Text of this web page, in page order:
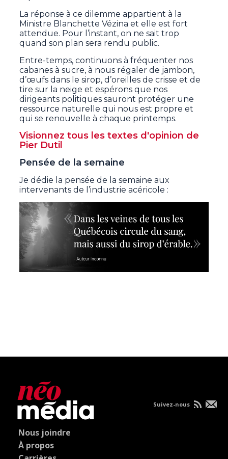
La réponse à ce dilemme appartient à la
Ministre Blanchette Vézina et elle est fort
attendue. Pour l’instant, on ne sait trop
quand son plan sera rendu public.
Entre-temps, continuons à fréquenter nos
cabanes à sucre, à nous régaler de jambon,
d’œufs dans le sirop, d’oreilles de crisse et de
tire sur la neige et espérons que nos
dirigeants politiques sauront protéger une
ressource naturelle qui nous est propre et
qui se renouvelle à chaque printemps.
Visionnez tous les textes d'opinion de
Pier Dutil
Pensée de la semaine
Je dédie la pensée de la semaine aux
intervenants de l’industrie acéricole :
Nous joindre
À propos
Suivez-nous